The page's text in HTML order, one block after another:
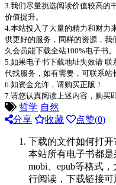
3.我们尽量挑选阅读价值较高的
价值提升。
4.本站投入了大量的精力和财力
供更好的服务，同样的资源，
久会员能下载全站100%电子书。
5.如果电子书下载地址失效请 联
代找服务，如有需要，可联系站
6.如资金允许，请购买正版！
7.请您认真阅读上述内容，购买
哲学 自然
分享
收藏 点赞(0)
下载的文件如何打开
本站所有电子书都是
mobi、epub等格式
行阅读，下载链接